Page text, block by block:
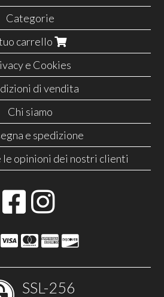
Categorie
carrello
e Cookies
di vendita
Chi siamo
e spedizione
le opinioni dei nostri clienti
SSL-256